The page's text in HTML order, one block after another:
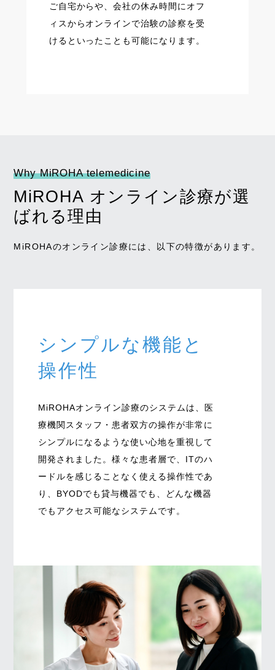
ご自宅からや、会社の休み時間にオフ
ィスからオンラインで治験の診察を受
けるといったことも可能になります。
Why MiROHA telemedicine
MiROHA オンライン診療が選
ばれる理由
MiROHAのオンライン診療には、以下の特徴があります。
シンプルな機能と
操作性
MiROHAオンライン診療のシステムは、医
療機関スタッフ・患者双方の操作が非常に
シンプルになるような使い心地を重視して
開発されました。様々な患者層で、ITのハ
ードルを感じることなく使える操作性であ
り、BYODでも貸与機器でも、どんな機器
でもアクセス可能なシステムです。